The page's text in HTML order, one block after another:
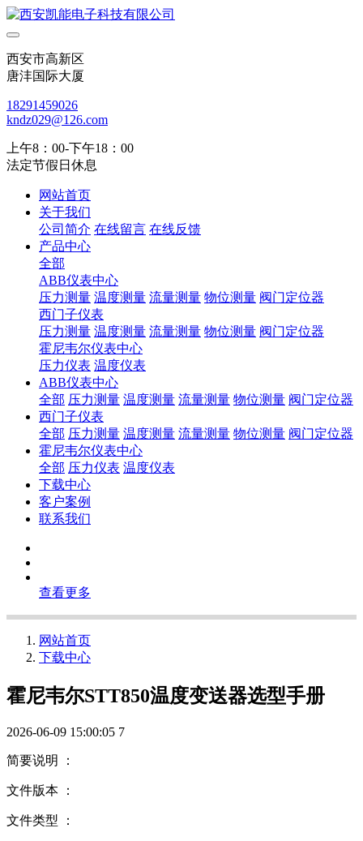
西安市高新区
唐沣国际大厦
18291459026
kndz029@126.com
上午8：00-下午18：00
法定节假日休息
网站首页
关于我们
公司简介 在线留言 在线反馈
产品中心
全部
ABB仪表中心
压力测量 温度测量 流量测量 物位测量 阀门定位器
西门子仪表
压力测量 温度测量 流量测量 物位测量 阀门定位器
霍尼韦尔仪表中心
压力仪表 温度仪表
ABB仪表中心
全部 压力测量 温度测量 流量测量 物位测量 阀门定位器
西门子仪表
全部 压力测量 温度测量 流量测量 物位测量 阀门定位器
霍尼韦尔仪表中心
全部 压力仪表 温度仪表
下载中心
客户案例
联系我们
查看更多
网站首页
下载中心
霍尼韦尔STT850温度变送器选型手册
2026-06-09 15:00:05 7
简要说明 ：
文件版本 ：
文件类型 ：